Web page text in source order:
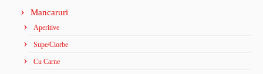
Mancaruri
Aperitive
Supe/Ciorbe
Cu Carne